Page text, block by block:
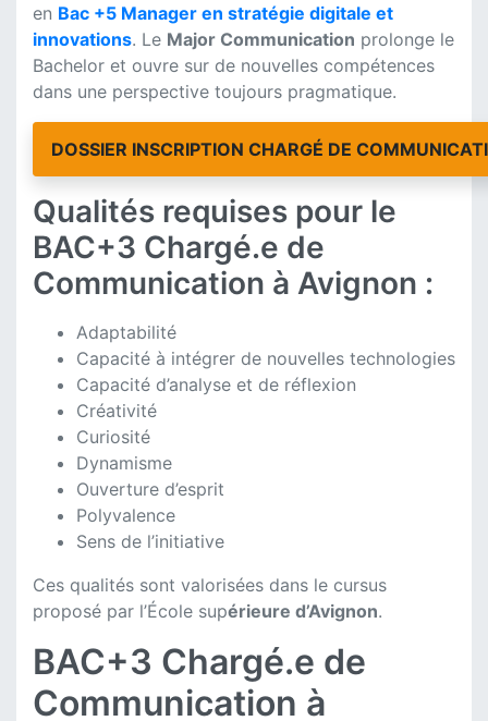
en Bac +5 Manager en stratégie digitale et
innovations. Le Major Communication prolonge le
Bachelor et ouvre sur de nouvelles compétences
dans une perspective toujours pragmatique.
DOSSIER INSCRIPTION CHARGÉ DE
Qualités requises pour le
BAC+3 Chargé.e de
Communication à Avignon :
Adaptabilité
Capacité à intégrer de nouvelles technologies
Capacité d’analyse et de réflexion
Créativité
Curiosité
Dynamisme
Ouverture d’esprit
Polyvalence
Sens de l’initiative
Ces qualités sont valorisées dans le cursus
proposé par l’École supérieure d’Avignon.
BAC+3 Chargé.e de
Communication à